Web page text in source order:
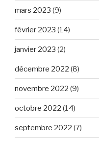
mars 2023 (9)
février 2023 (14)
janvier 2023 (2)
décembre 2022 (8)
novembre 2022 (9)
octobre 2022 (14)
septembre 2022 (7)